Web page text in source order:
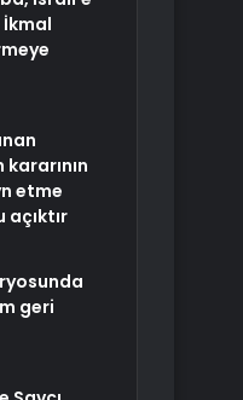
İkmal
etme
açıktır
geri